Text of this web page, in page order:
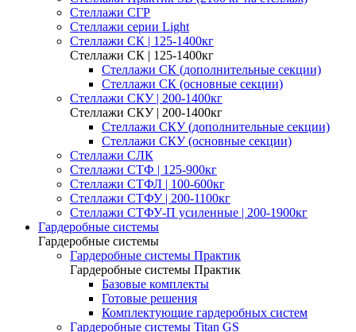
Стеллажи СГР
Стеллажи серии Light
Стеллажи СК | 125-1400кг
Стеллажи СК | 125-1400кг
Стеллажи СК (дополнительные секции)
Стеллажи СК (основные секции)
Стеллажи СКУ | 200-1400кг
Стеллажи СКУ | 200-1400кг
Стеллажи СКУ (дополнительные секции)
Стеллажи СКУ (основные секции)
Стеллажи СЛК
Стеллажи СТФ | 125-900кг
Стеллажи СТФЛ | 100-600кг
Стеллажи СТФУ | 200-1100кг
Стеллажи СТФУ-П усиленные | 200-1900кг
Гардеробные системы
Гардеробные системы
Гардеробные системы Практик
Гардеробные системы Практик
Базовые комплекты
Готовые решения
Комплектующие гардеробных систем
Гардеробные системы Titan GS